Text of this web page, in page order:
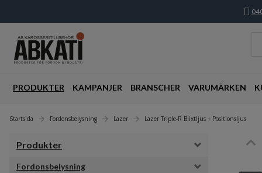
PRODUKTER KAMPANJER BRANSCHER VARUMÄRKEN
Startsida Fordonsbelysning Lazer Lazer Triple-R Blixtljus + Positionsljus
Produkter
Fordonsbelysning